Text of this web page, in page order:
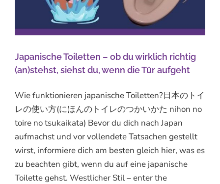
Japanische Toiletten – ob du wirklich richtig
(an)stehst, siehst du, wenn die Tür aufgeht
Wie funktionieren japanische Toiletten?日本のトイ
レの使い方(にほんのトイレのつかいかた nihon no
toire no tsukaikata) Bevor du dich nach Japan
aufmachst und vor vollendete Tatsachen gestellt
wirst, informiere dich am besten gleich hier, was es
zu beachten gibt, wenn du auf eine japanische
Toilette gehst. Westlicher Stil – enter the